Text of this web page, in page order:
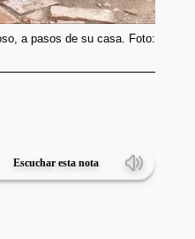
a pasos de su casa. Foto:
Escuchar esta nota